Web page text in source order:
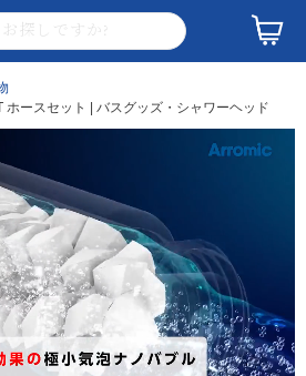
ホースセット | バスグッズ・シャワーヘッド